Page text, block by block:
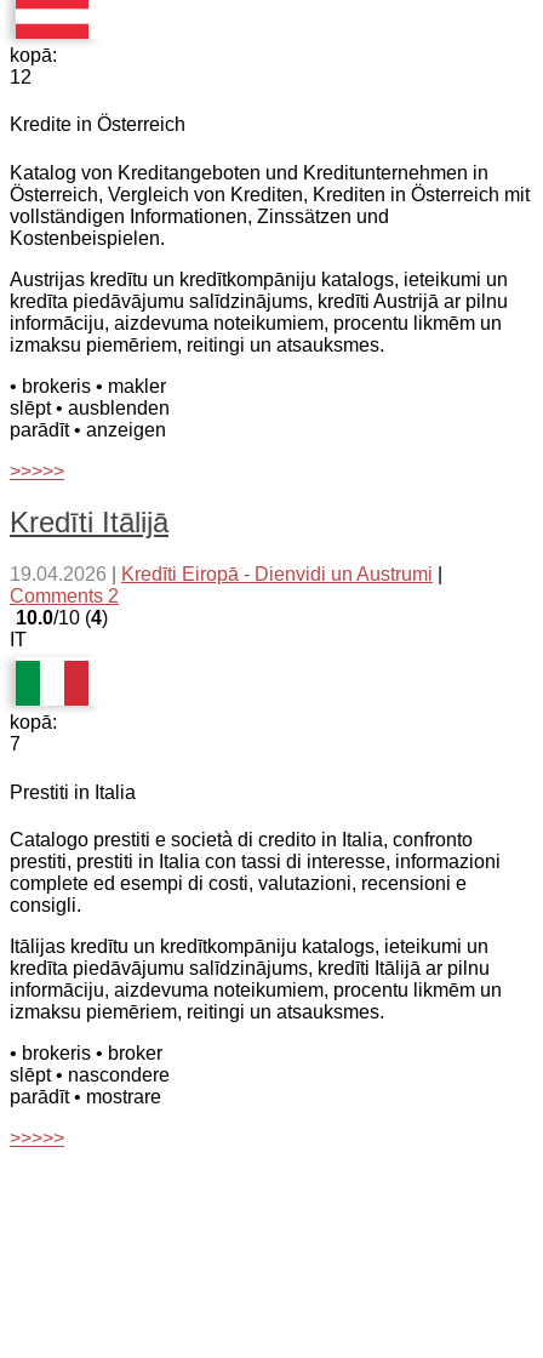
kopā:
12
Kredite in Österreich
Katalog von Kreditangeboten und Kreditunternehmen in
Österreich, Vergleich von Krediten, Krediten in Österreich mit
vollständigen Informationen, Zinssätzen und
Kostenbeispielen.
Austrijas kredītu un kredītkompāniju katalogs, ieteikumi un
kredīta piedāvājumu salīdzinājums, kredīti Austrijā ar pilnu
informāciju, aizdevuma noteikumiem, procentu likmēm un
izmaksu piemēriem, reitingi un atsauksmes.
• brokeris • makler
slēpt• ausblenden
parādīt• anzeigen
>>>>>
Kredīti Itālijā
19.04.2026 Kredīti Eiropā - Dienvidi un Austrumi
Comments 2
10.0/10 (4)
IT
kopā:
7
Prestiti in Italia
Catalogo prestiti e società di credito in Italia, confronto
prestiti, prestiti in Italia con tassi di interesse, informazioni
complete ed esempi di costi, valutazioni, recensioni e
consigli.
Itālijas kredītu un kredītkompāniju katalogs, ieteikumi un
kredīta piedāvājumu salīdzinājums, kredīti Itālijā ar pilnu
informāciju, aizdevuma noteikumiem, procentu likmēm un
izmaksu piemēriem, reitingi un atsauksmes.
• brokeris • broker
slēpt• nascondere
parādīt• mostrare
>>>>>